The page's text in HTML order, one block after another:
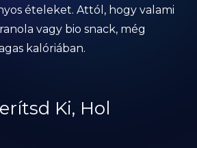
ételeket. Attól, hogy valami
vagy bio snack, még
kalóriában.
Ki, Hol